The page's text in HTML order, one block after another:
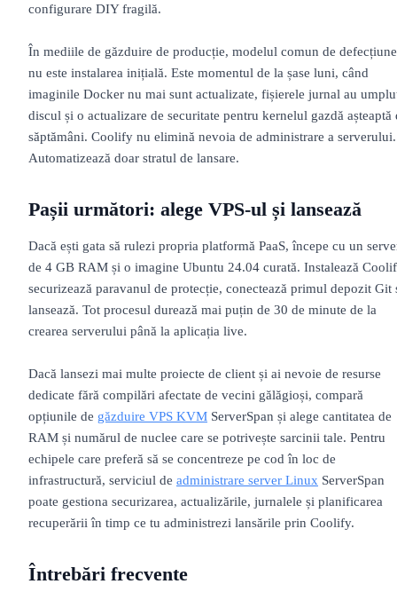
configurare DIY fragilă.
În mediile de găzduire de producție, modelul comun de defecțiune
nu este instalarea inițială. Este momentul de la șase luni, când
imaginile Docker nu mai sunt actualizate, fișierele jurnal au
discul și o actualizare de securitate pentru kernelul gazdă așteaptă
săptămâni. Coolify nu elimină nevoia de administrare a serverului.
Automatizează doar stratul de lansare.
Pașii următori: alege VPS-ul și lansează
Dacă ești gata să rulezi propria platformă PaaS, începe cu un
de 4 GB RAM și o imagine Ubuntu 24.04 curată. Instalează
securizează paravanul de protecție, conectează primul depozit Git
lansează. Tot procesul durează mai puțin de 30 de minute de la
crearea serverului până la aplicația live.
Dacă lansezi mai multe proiecte de client și ai nevoie de resurse
dedicate fără compilări afectate de vecini gălăgioși, compară
opțiunile de găzduire VPS KVM ServerSpan și alege cantitatea de
RAM și numărul de nuclee care se potrivește sarcinii tale. Pentru
echipele care preferă să se concentreze pe cod în loc de
infrastructură, serviciul de administrare server Linux ServerSpan
poate gestiona securizarea, actualizările, jurnalele și planificarea
recuperării în timp ce tu administrezi lansările prin Coolify.
Întrebări frecvente